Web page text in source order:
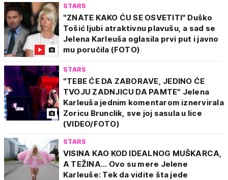
STARS
"ZNATE KAKO ĆU SE OSVETITI" Duško
Tošić ljubi atraktivnu plavušu, a sad se
Jelena Karleuša oglasila prvi put i javno
mu poručila (FOTO)
STARS
"TEBE ĆE DA ZABORAVE, JEDINO ĆE
TVOJU ZADNJICU DA PAMTE" Jelena
Karleuša jednim komentarom iznervirala
Zoricu Brunclik, sve joj sasula u lice
(VIDEO/FOTO)
STARS
VISINA KAO KOD IDEALNOG MUŠKARCA,
A TEŽINA... Ovo su mere Jelene
Karleuše: Tek da vidite šta jede